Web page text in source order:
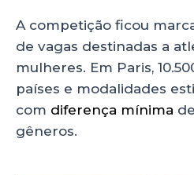
A competição ficou
de vagas destinadas a
mulheres. Em Paris,
países e modalidades
com diferença mínima
gêneros.